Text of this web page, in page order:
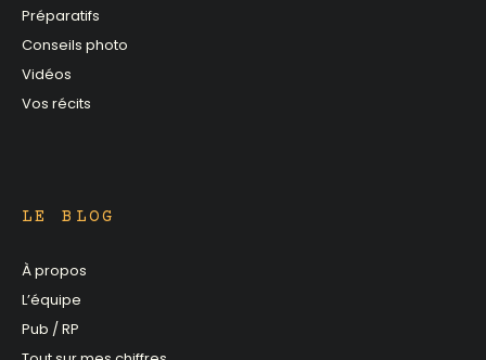
Préparatifs
Conseils photo
Vidéos
Vos récits
LE BLOG
À propos
L’équipe
Pub / RP